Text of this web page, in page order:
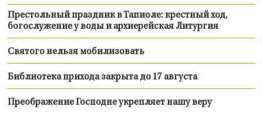
Престольный праздник в Тапиоле: крестный ход,
богослужение у воды и архиерейская Литургия
Святого нельзя мобилизовать
Библиотека прихода закрыта до 17 августа
Преображение Господне укрепляет нашу веру